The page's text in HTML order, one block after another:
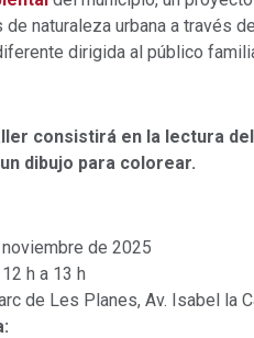
naturaleza urbana a través
dirigida al público
consistirá en la lectura
dibujo para colorear.
de 2025
h a 13 h
de Les Planes, Av. Isabel la